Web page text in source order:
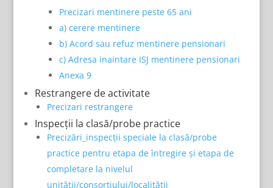
Precizari mentinere peste 65 ani
a) cerere mentinere
b) Acord sau refuz mentinere pensionari
c) Adresa inaintare ISJ mentinere pensionari
Anexa 9
Restrangere de activitate
Precizari restrangere
Inspecții la clasă/probe practice
Precizări_inspecții speciale la clasă/probe
practice pentru etapa de întregire și etapa de
completare la nivelul
unității/consorțiului/localității